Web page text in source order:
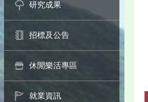
研究成果
招標及公告
休閒樂活專區
就業資訊